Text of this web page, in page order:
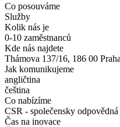
Co posouváme
Služby
Kolik nás je
0-10 zaměstnanců
Kde nás najdete
Thámova 137/16, 186 00
Jak komunikujeme
angličtina
čeština
Co nabízíme
CSR - společensky
Čas na inovace